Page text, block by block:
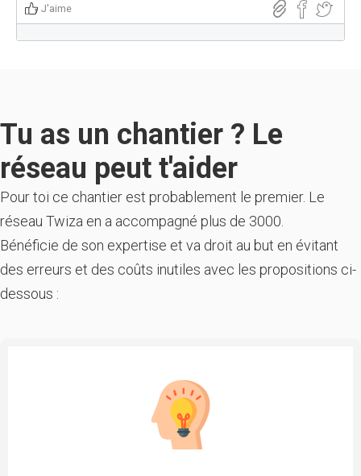
J'aime
Tu as un chantier ? Le
réseau peut t'aider
Pour toi ce chantier est probablement le premier. Le
réseau Twiza en a accompagné plus de 3000.
Bénéficie de son expertise et va droit au but en évitant
des erreurs et des coûts inutiles avec les propositions ci-
dessous :